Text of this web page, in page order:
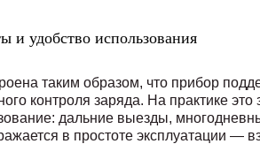
и удобство использования
таким образом, что прибор
контроля заряда. На практике
дальние выезды,
в простоте эксплуатации